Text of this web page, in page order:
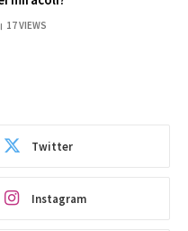
17VIEWS
Twitter
Instagram